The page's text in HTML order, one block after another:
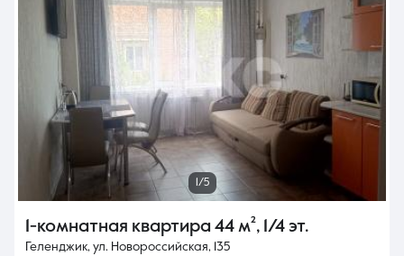
1/5
1-комнатная квартира 44 м², 1/4 эт.
Геленджик, ул. Новороссийская, 135